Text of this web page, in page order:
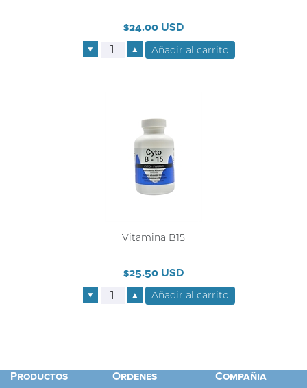
$24.00 USD
▼ ▲
Vitamina B15
$25.50 USD
▼ ▲
Productos Ordenes Compañia